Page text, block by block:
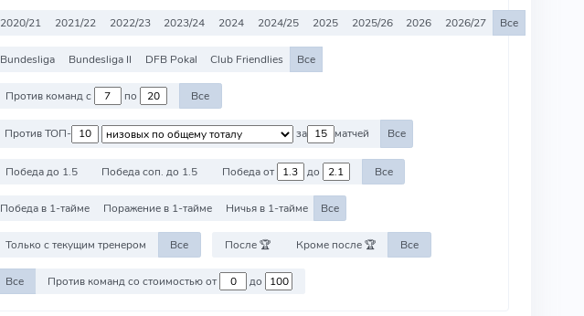
2020/21 2021/22 2022/23 2023/24 2024 2024/25 2025 2025/26 2026 2026/27 Все
Bundesliga Bundesliga II DFB Pokal Club Friendlies Все
Против команд с по Все
Против ТОП- за матчей Все
Победа до 1.5 Победа соп. до 1.5 Победа от до Все
Победа в 1-тайме Поражение в 1-тайме Ничья в 1-тайме Все
Только с текущим тренером Все После 🏆 Кроме после 🏆 Все
Все Против команд со стоимостью от до